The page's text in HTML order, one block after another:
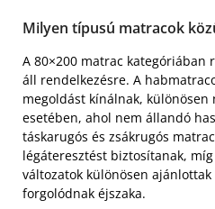
Milyen típusú matracok
A 80×200 matrac kategóriában
áll rendelkezésre. A
megoldást kínálnak, különösen
esetében, ahol nem állandó
táskarugós és zsákrugós
légáteresztést biztosítanak,
változatok különösen ajánlottak
forgolódnak éjszaka.